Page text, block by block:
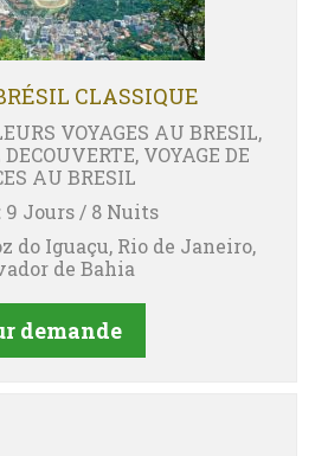
CLASSIQUE
VOYAGES AU BRESIL,
VOYAGE DE
AU BRESIL
9 Jours / 8 Nuits
do Iguaçu, Rio de Janeiro,
de Bahia
demande